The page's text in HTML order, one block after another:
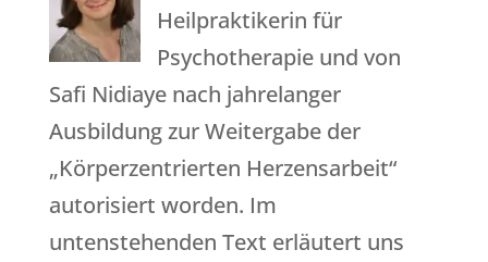
Heilpraktikerin für
Psychotherapie und von
Safi Nidiaye nach jahrelanger
Ausbildung zur Weitergabe der
„Körperzentrierten Herzensarbeit“
autorisiert worden. Im
untenstehenden Text erläutert uns